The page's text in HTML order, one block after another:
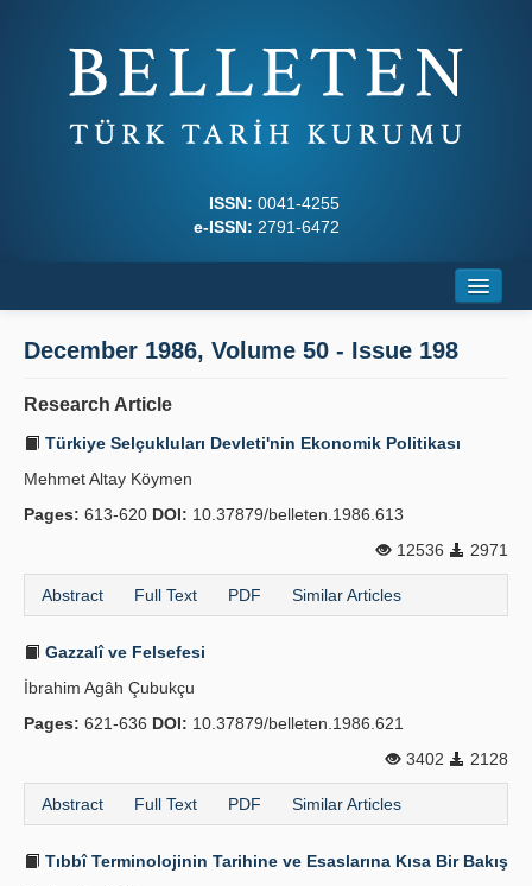
ISSN: 0041-4255
e-ISSN: 2791-6472
Principles
Contact Us
December 1986, Volume 50 - Issue 198
Research Article
Türkiye Selçukluları Devleti'nin Ekonomik Politikası
Mehmet Altay Köymen
Pages: 613-620 DOI: 10.37879/belleten.1986.613
12536
2971
Abstract Full Text PDF Similar Articles
Gazzalî ve Felsefesi
İbrahim Agâh Çubukçu
Pages: 621-636 DOI: 10.37879/belleten.1986.621
3402
2128
Abstract Full Text PDF Similar Articles
Tıbbî Terminolojinin Tarihine ve Esaslarına Kısa Bir Bakış